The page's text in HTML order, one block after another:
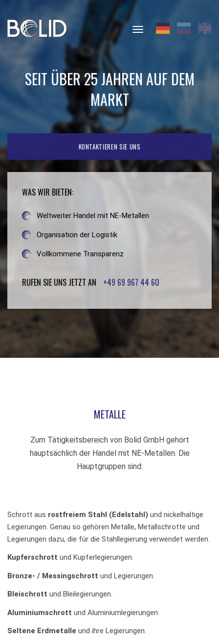
Toggle
SEIT ÜBER 25 JAHREN AUF DEM
MARKT
KONTAKTIEREN SIE UNS
WAS WIR BIETEN:
Weltweiter Handel mit NE-Metallen
Organisation der Logistik
Vollkommene Transparenz
RUFEN SIE UNS JETZT AN +49 69 967 44 60
METALLE
Zum Tätigkeitsbereich von Bolid GmbH gehört
hauptsächlich der Handel mit NE-Metallen. Die
Hauptgruppen sind:
Schrott aus rostfreiem Stahl (Edelstahl) und nickelhaltige
Legierungen. Genau so gehören Metalle, Metallschrotte und
Legierungen dazu, die für die Stahllegierung verwendet werden.
Kupferschrott und Kupferlegierungen.
Bronze- / Messingschrott und Legierungen.
Bleischrott und Bleilegierungen.
Aluminiumschrott und Aluminiumlegierungen.
Seltene Erdmetalle und ihre Legierungen.